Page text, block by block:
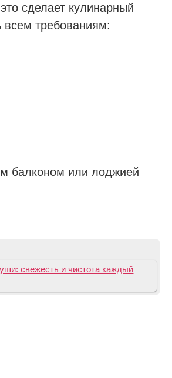
сделает кулинарный
требованиям:
балконом или лоджией
свежесть и чистота каждый